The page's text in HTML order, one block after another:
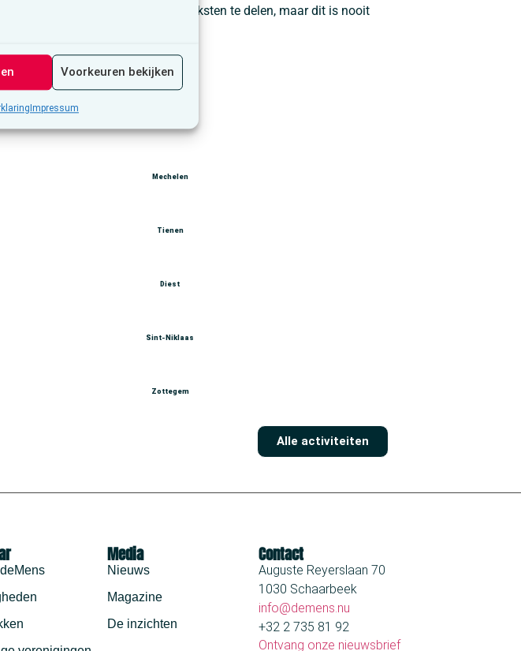
Voorkeuren bekijken
Impressum
aan de slag. Er is ruimte om teksten te delen, maar dit is nooit
Mechelen
Tienen
Diest
Sint-Niklaas
Zottegem
Alle activiteiten
Media
Nieuws
Magazine
De inzichten
Contact
Auguste Reyerslaan 70
1030 Schaarbeek
info@demens.nu
+32 2 735 81 92
Ontvang onze nieuwsbrief